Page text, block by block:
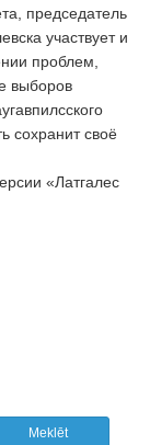
председатель
участвует и
проблем,
выборов
сохранит своё
«Латгалес